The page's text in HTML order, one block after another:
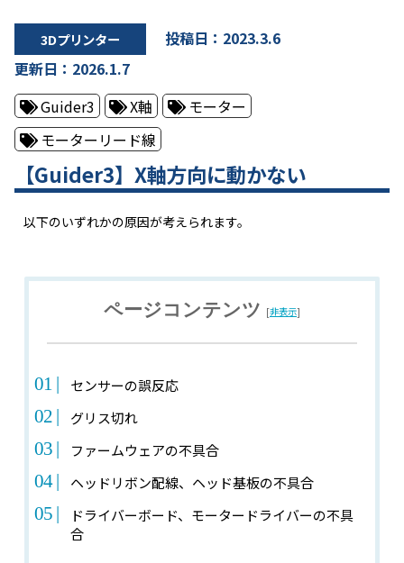
3Dプリンター
投稿日：2023.3.6
更新日：2026.1.7
Guider3
X軸
モーター
モーターリード線
【Guider3】X軸方向に動かない
以下のいずれかの原因が考えられます。
ページコンテンツ [非表示]
センサーの誤反応
グリス切れ
ファームウェアの不具合
ヘッドリボン配線、ヘッド基板の不具合
ドライバーボード、モータードライバーの不具
合